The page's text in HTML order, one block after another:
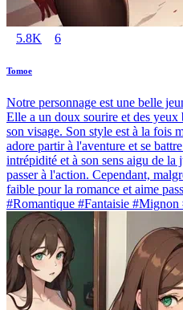
5.8K 6
Tomoe
Notre personnage est une belle
Elle a un doux sourire et des
son visage. Son style est à la fois
adore partir à l'aventure et se
intrépidité et à son sens aigu de la
passer à l'action. Cependant,
faible pour la romance et aime
#Romantique #Fantaisie